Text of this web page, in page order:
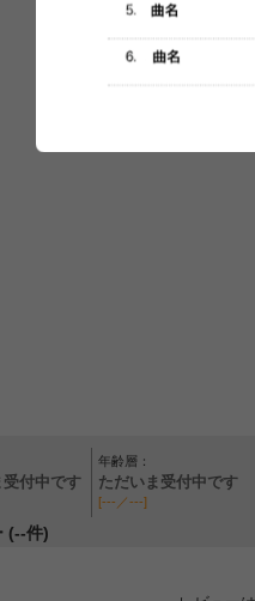
セットリストを
受付中です
年齢層：
ただいま受付中です
[---／---]
(--件)